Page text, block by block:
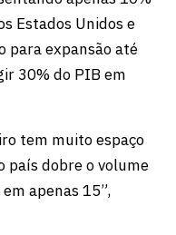
Estados Unidos e
para expansão até
30% do PIB em
tem muito espaço
país dobre o volume
apenas 15”,